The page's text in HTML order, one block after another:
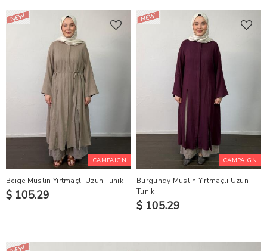
CAMPAIGN
Beige Müslin Yırtmaçlı Uzun Tunik
$ 105.29
CAMPAIGN
Burgundy Müslin Yırtmaçlı Uzun
Tunik
$ 105.29